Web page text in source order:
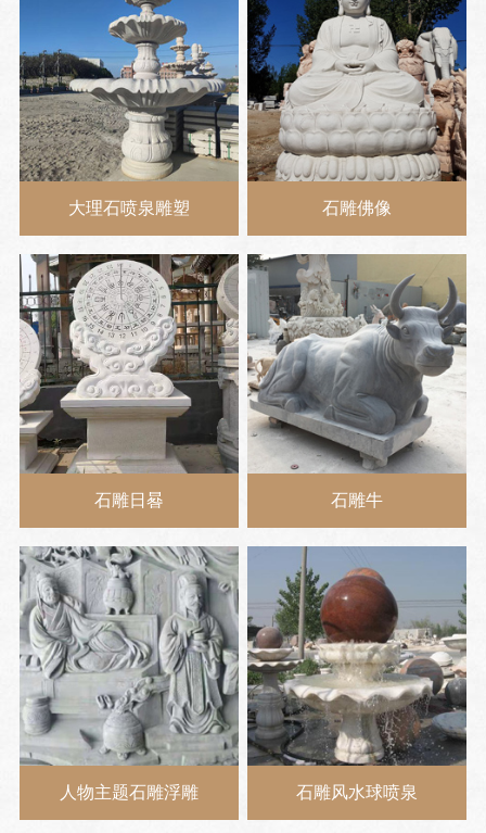
大理石喷泉雕塑 石雕佛像
石雕日晷 石雕牛
人物主题石雕浮雕 石雕风水球喷泉